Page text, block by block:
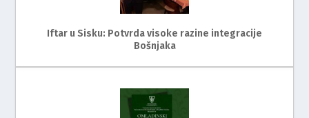
Iftar u Sisku: Potvrda visoke razine integracije
Bošnjaka